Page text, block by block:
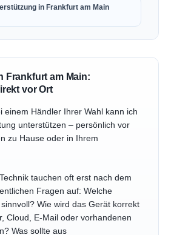
in Frankfurt am Main
Frankfurt am Main:
vor Ort
einem Händler Ihrer Wahl kann ich
unterstützen – persönlich vor
zu Hause oder in Ihrem
tauchen oft erst nach dem
Fragen auf: Welche
Wie wird das Gerät korrekt
Cloud, E-Mail oder vorhandenen
Was sollte aus